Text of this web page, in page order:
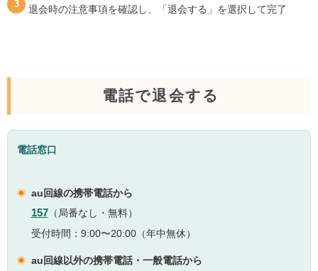
退会時の注意事項を確認し、「退会する」を選択して完了
電話で退会する
電話窓口
au回線の携帯電話から
157（局番なし・無料）
受付時間：9:00〜20:00（年中無休）
au回線以外の携帯電話・一般電話から